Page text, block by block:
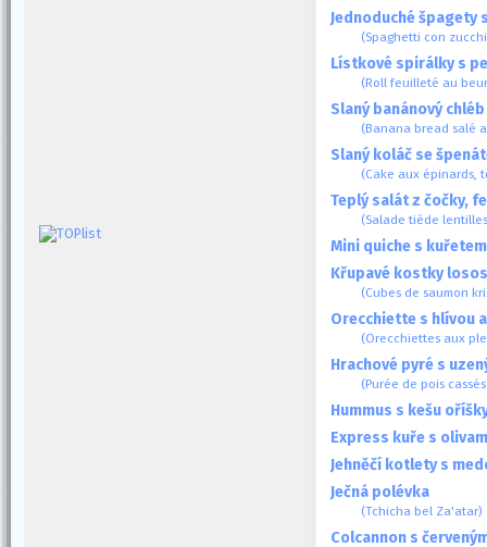
Jednoduché špagety
(Spaghetti con
Lístkové spirálky s
(Roll feuilleté au
Slaný banánový
(Banana bread salé
Slaný koláč se
(Cake aux épinards,
Teplý salát z čočky,
(Salade tiède
Mini quiche s
Křupavé kostky
(Cubes de saumon
Orecchiette s hlívou
(Orecchiettes aux
Hrachové pyré s
(Purée de pois
Hummus s kešu
Express kuře s
Jehněčí kotlety s
Ječná polévka
(Tchicha bel Za'atar)
Colcannon s